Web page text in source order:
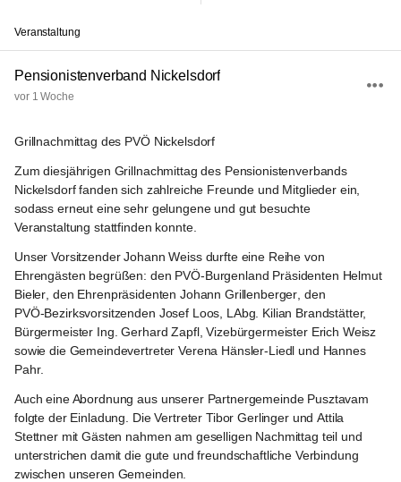
Veranstaltung
Pensionistenverband Nickelsdorf
vor 1 Woche
Grillnachmittag des PVÖ Nickelsdorf
Zum diesjährigen Grillnachmittag des Pensionistenverbands
Nickelsdorf fanden sich zahlreiche Freunde und Mitglieder ein,
sodass erneut eine sehr gelungene und gut besuchte
Veranstaltung stattfinden konnte.
Unser Vorsitzender Johann Weiss durfte eine Reihe von
Ehrengästen begrüßen: den PVÖ‑Burgenland Präsidenten Helmut
Bieler , den Ehrenpräsidenten Johann Grillenberger , den
PVÖ‑Bezirksvorsitzenden Josef Loos, LAbg. Kilian Brandstätter,
Bürgermeister Ing. Gerhard Zapfl, Vizebürgermeister Erich Weisz
sowie die Gemeindevertreter Verena Hänsler-Liedl und Hannes
Pahr.
Auch eine Abordnung aus unserer Partnergemeinde Pusztavam
folgte der Einladung. Die Vertreter Tibor Gerlinger und Attila
Stettner mit Gästen nahmen am geselligen Nachmittag teil und
unterstrichen damit die gute und freundschaftliche Verbindung
zwischen unseren Gemeinden.